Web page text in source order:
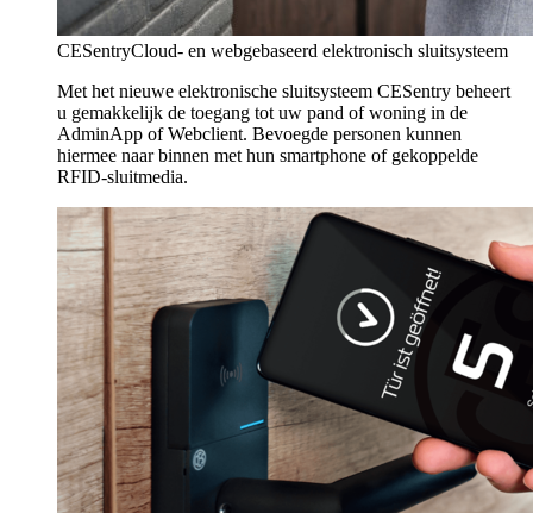
CESentryCloud- en webgebaseerd elektronisch sluitsysteem
Met het nieuwe elektronische sluitsysteem CESentry beheert
u gemakkelijk de toegang tot uw pand of woning in de
AdminApp of Webclient. Bevoegde personen kunnen
hiermee naar binnen met hun smartphone of gekoppelde
RFID-sluitmedia.